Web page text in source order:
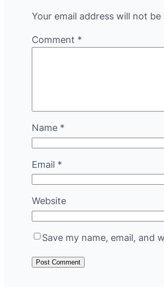
Your email address will not be
Comment *
Name *
Email *
Website
Save my name, email, and